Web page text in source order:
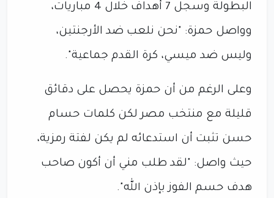
البطولة وسجل 7 أهداف خلال 4 مباريات،
وواصل حمزة: "نحن نلعب ضد الأرجنتين،
وليس ضد ميسي، كرة القدم جماعية".
وعلى الرغم من أن حمزة يحصل على دقائق
قليلة مع منتخب مصر لكن كلمات حسام
حسن تثبت أن استدعائه لم يكن لفتة رمزية،
حيث واصل: "لقد طلب مني أن أكون صاحب
هدف حسم الفوز بإذن الله".